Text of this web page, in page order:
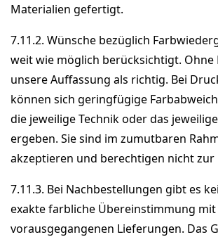
Materialien gefertigt.
7.11.2. Wünsche bezüglich
weit wie möglich berücksichtigt.
unsere Auffassung als richtig. Bei
können sich geringfügige
die jeweilige Technik oder das
ergeben. Sie sind im zumutbaren
akzeptieren und berechtigen nicht zur
7.11.3. Bei Nachbestellungen gibt es
exakte farbliche Übereinstimmung mit
vorausgegangenen Lieferungen. Das